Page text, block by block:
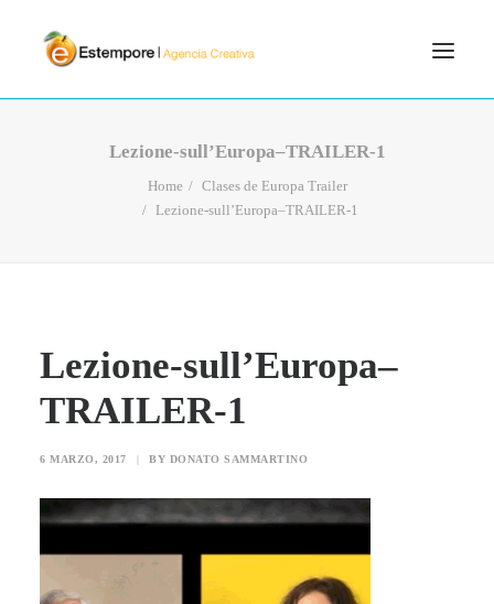
SERVICIOSLezione-sull’Europa–TRAILER-1
Home
Clases de Europa Trailer
Lezione-sull’Europa–TRAILER-1
Lezione-sull’Europa–
TRAILER-1
6 MARZO, 2017 | BY DONATO SAMMARTINO